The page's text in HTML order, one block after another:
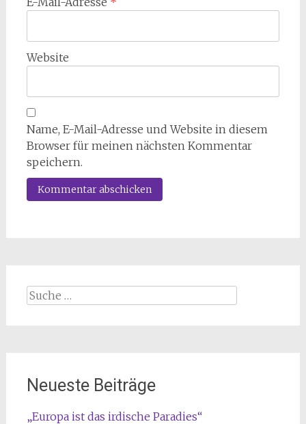
Website
Name, E-Mail-Adresse und Website in diesem
Browser für meinen nächsten Kommentar
speichern.
Suche
nach:
Neueste Beiträge
„Europa ist das irdische Paradies“